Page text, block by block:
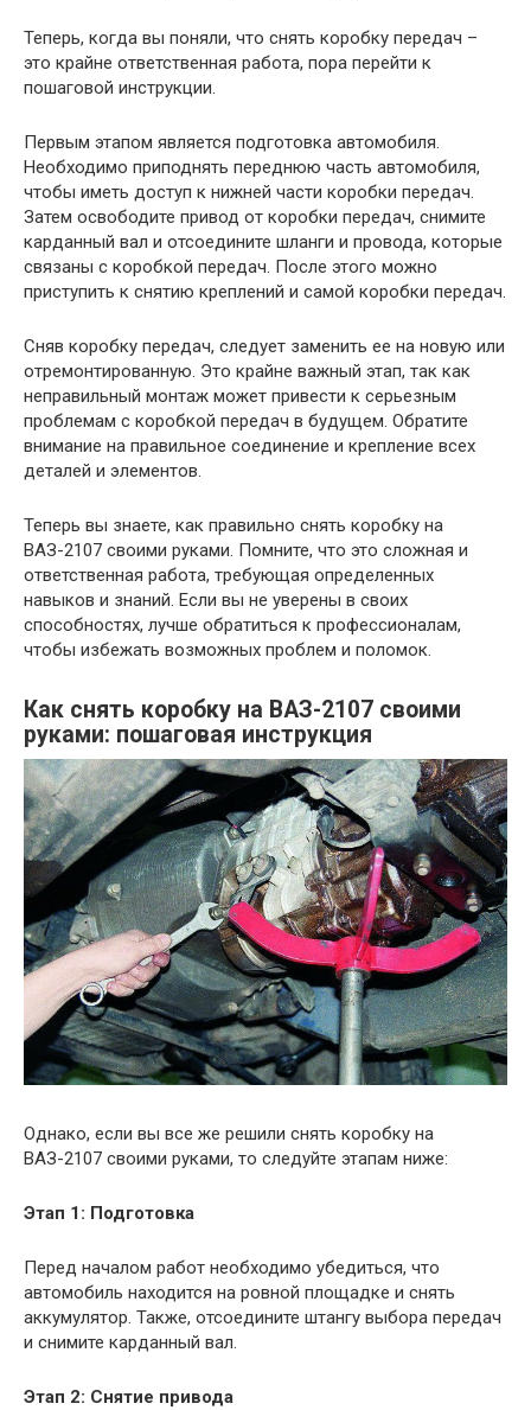
Теперь, когда вы поняли, что снять коробку передач –
это крайне ответственная работа, пора перейти к
пошаговой инструкции.
Первым этапом является подготовка автомобиля.
Необходимо приподнять переднюю часть автомобиля,
чтобы иметь доступ к нижней части коробки передач.
Затем освободите привод от коробки передач, снимите
карданный вал и отсоедините шланги и провода, которые
связаны с коробкой передач. После этого можно
приступить к снятию креплений и самой коробки передач.
Сняв коробку передач, следует заменить ее на новую или
отремонтированную. Это крайне важный этап, так как
неправильный монтаж может привести к серьезным
проблемам с коробкой передач в будущем. Обратите
внимание на правильное соединение и крепление всех
деталей и элементов.
Теперь вы знаете, как правильно снять коробку на
ВАЗ-2107 своими руками. Помните, что это сложная и
ответственная работа, требующая определенных
навыков и знаний. Если вы не уверены в своих
способностях, лучше обратиться к профессионалам,
чтобы избежать возможных проблем и поломок.
Как снять коробку на ВАЗ-2107 своими
руками: пошаговая инструкция
Однако, если вы все же решили снять коробку на
ВАЗ-2107 своими руками, то следуйте этапам ниже:
Этап 1: Подготовка
Перед началом работ необходимо убедиться, что
автомобиль находится на ровной площадке и снять
аккумулятор. Также, отсоедините штангу выбора передач
и снимите карданный вал.
Этап 2: Снятие привода